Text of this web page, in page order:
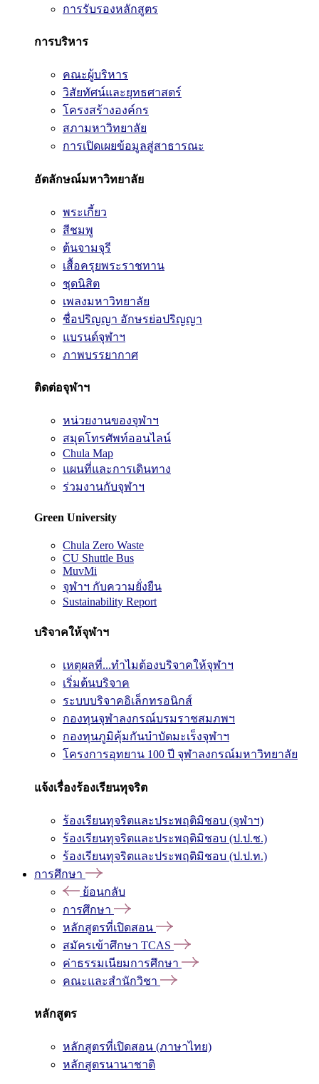
การรับรองหลักสูตร
การบริหาร
คณะผู้บริหาร
วิสัยทัศน์และยุทธศาสตร์
โครงสร้างองค์กร
สภามหาวิทยาลัย
การเปิดเผยข้อมูลสู่สาธารณะ
อัตลักษณ์มหาวิทยาลัย
พระเกี้ยว
สีชมพู
ต้นจามจุรี
เสื้อครุยพระราชทาน
ชุดนิสิต
เพลงมหาวิทยาลัย
ชื่อปริญญา อักษรย่อปริญญา
แบรนด์จุฬาฯ
ภาพบรรยากาศ
ติดต่อจุฬาฯ
หน่วยงานของจุฬาฯ
สมุดโทรศัพท์ออนไลน์
Chula Map
แผนที่และการเดินทาง
ร่วมงานกับจุฬาฯ
Green University
Chula Zero Waste
CU Shuttle Bus
MuvMi
จุฬาฯ กับความยั่งยืน
Sustainability Report
บริจาคให้จุฬาฯ
เหตุผลที่...ทำไมต้องบริจาคให้จุฬาฯ
เริ่มต้นบริจาค
ระบบบริจาคอิเล็กทรอนิกส์
กองทุนจุฬาลงกรณ์บรมราชสมภพฯ
กองทุนภูมิคุ้มกันบำบัดมะเร็งจุฬาฯ
โครงการอุทยาน 100 ปี จุฬาลงกรณ์มหาวิทยาลัย
แจ้งเรื่องร้องเรียนทุจริต
ร้องเรียนทุจริตและประพฤติมิชอบ (จุฬาฯ)
ร้องเรียนทุจริตและประพฤติมิชอบ (ป.ป.ช.)
ร้องเรียนทุจริตและประพฤติมิชอบ (ป.ป.ท.)
การศึกษา
ย้อนกลับ
การศึกษา
หลักสูตรที่เปิดสอน
สมัครเข้าศึกษา TCAS
ค่าธรรมเนียมการศึกษา
คณะและสำนักวิชา
หลักสูตร
หลักสูตรที่เปิดสอน (ภาษาไทย)
หลักสูตรนานาชาติ